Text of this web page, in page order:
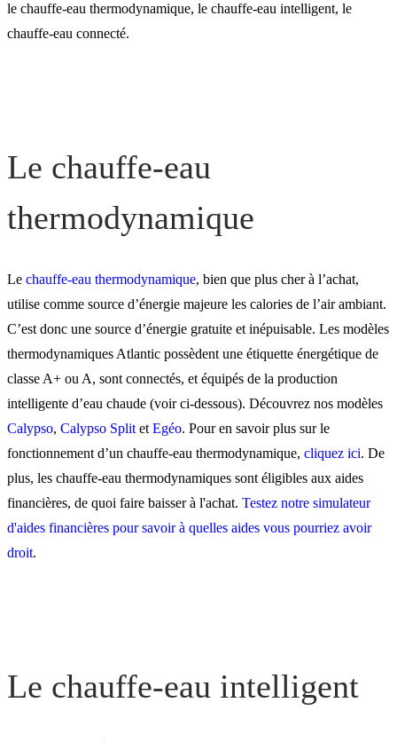
Le chauffe-eau intelligent
Le chauffe-eau compatible
photovoltaïque
le chauffe-eau thermodynamique, le chauffe-eau intelligent, le
chauffe-eau connecté.
Le chauffe-eau
thermodynamique
Le chauffe-eau thermodynamique, bien que plus cher à l’achat,
utilise comme source d’énergie majeure les calories de l’air ambiant.
C’est donc une source d’énergie gratuite et inépuisable. Les modèles
thermodynamiques Atlantic possèdent une étiquette énergétique de
classe A+ ou A, sont connectés, et équipés de la production
intelligente d’eau chaude (voir ci-dessous). Découvrez nos modèles
Calypso, Calypso Split et Egéo. Pour en savoir plus sur le
fonctionnement d’un chauffe-eau thermodynamique, cliquez ici. De
plus, les chauffe-eau thermodynamiques sont éligibles aux aides
financières, de quoi faire baisser à l'achat. Testez notre simulateur
d'aides financières pour savoir à quelles aides vous pourriez avoir
droit.
Le chauffe-eau intelligent